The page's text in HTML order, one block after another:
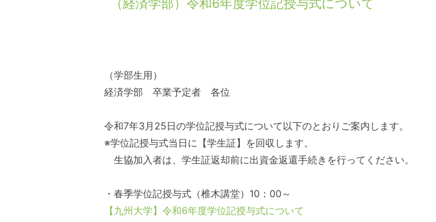
（経済学部）令和6年度学位記授与式について
（学部生用）
経済学部 卒業予定者 各位
令和7年3月 25日の学位記授与式について以下のとおりご案内します。
※学位記授与式当日に【学生証】を回収します。
生協加入者は、学生証返却前に出資金返還手続きを行ってください。
・春季学位記授与式（椎木講堂） 10 ： 00 ～
【九州大学】令和6年度学位記授与式について